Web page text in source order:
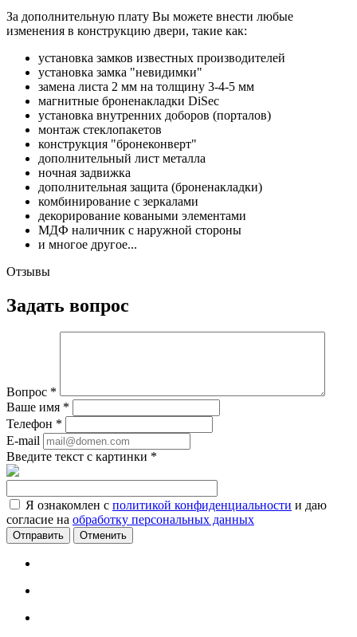
За дополнительную плату Вы можете внести любые
изменения в конструкцию двери, такие как:
установка замков известных производителей
установка замка "невидимки"
замена листа 2 мм на толщину 3-4-5 мм
магнитные броненакладки DiSec
установка внутренних доборов (порталов)
монтаж стеклопакетов
конструкция "бронеконверт"
дополнительный лист металла
ночная задвижка
дополнительная защита (броненакладки)
комбинирование с зеркалами
декорирование коваными элементами
МДФ наличник с наружной стороны
и многое другое...
Отзывы
Задать вопрос
Вопрос *
Ваше имя *
Телефон *
E-mail
Введите текст с картинки *
Я ознакомлен с политикой конфиденциальности и даю
согласие на обработку персональных данных
Отменить